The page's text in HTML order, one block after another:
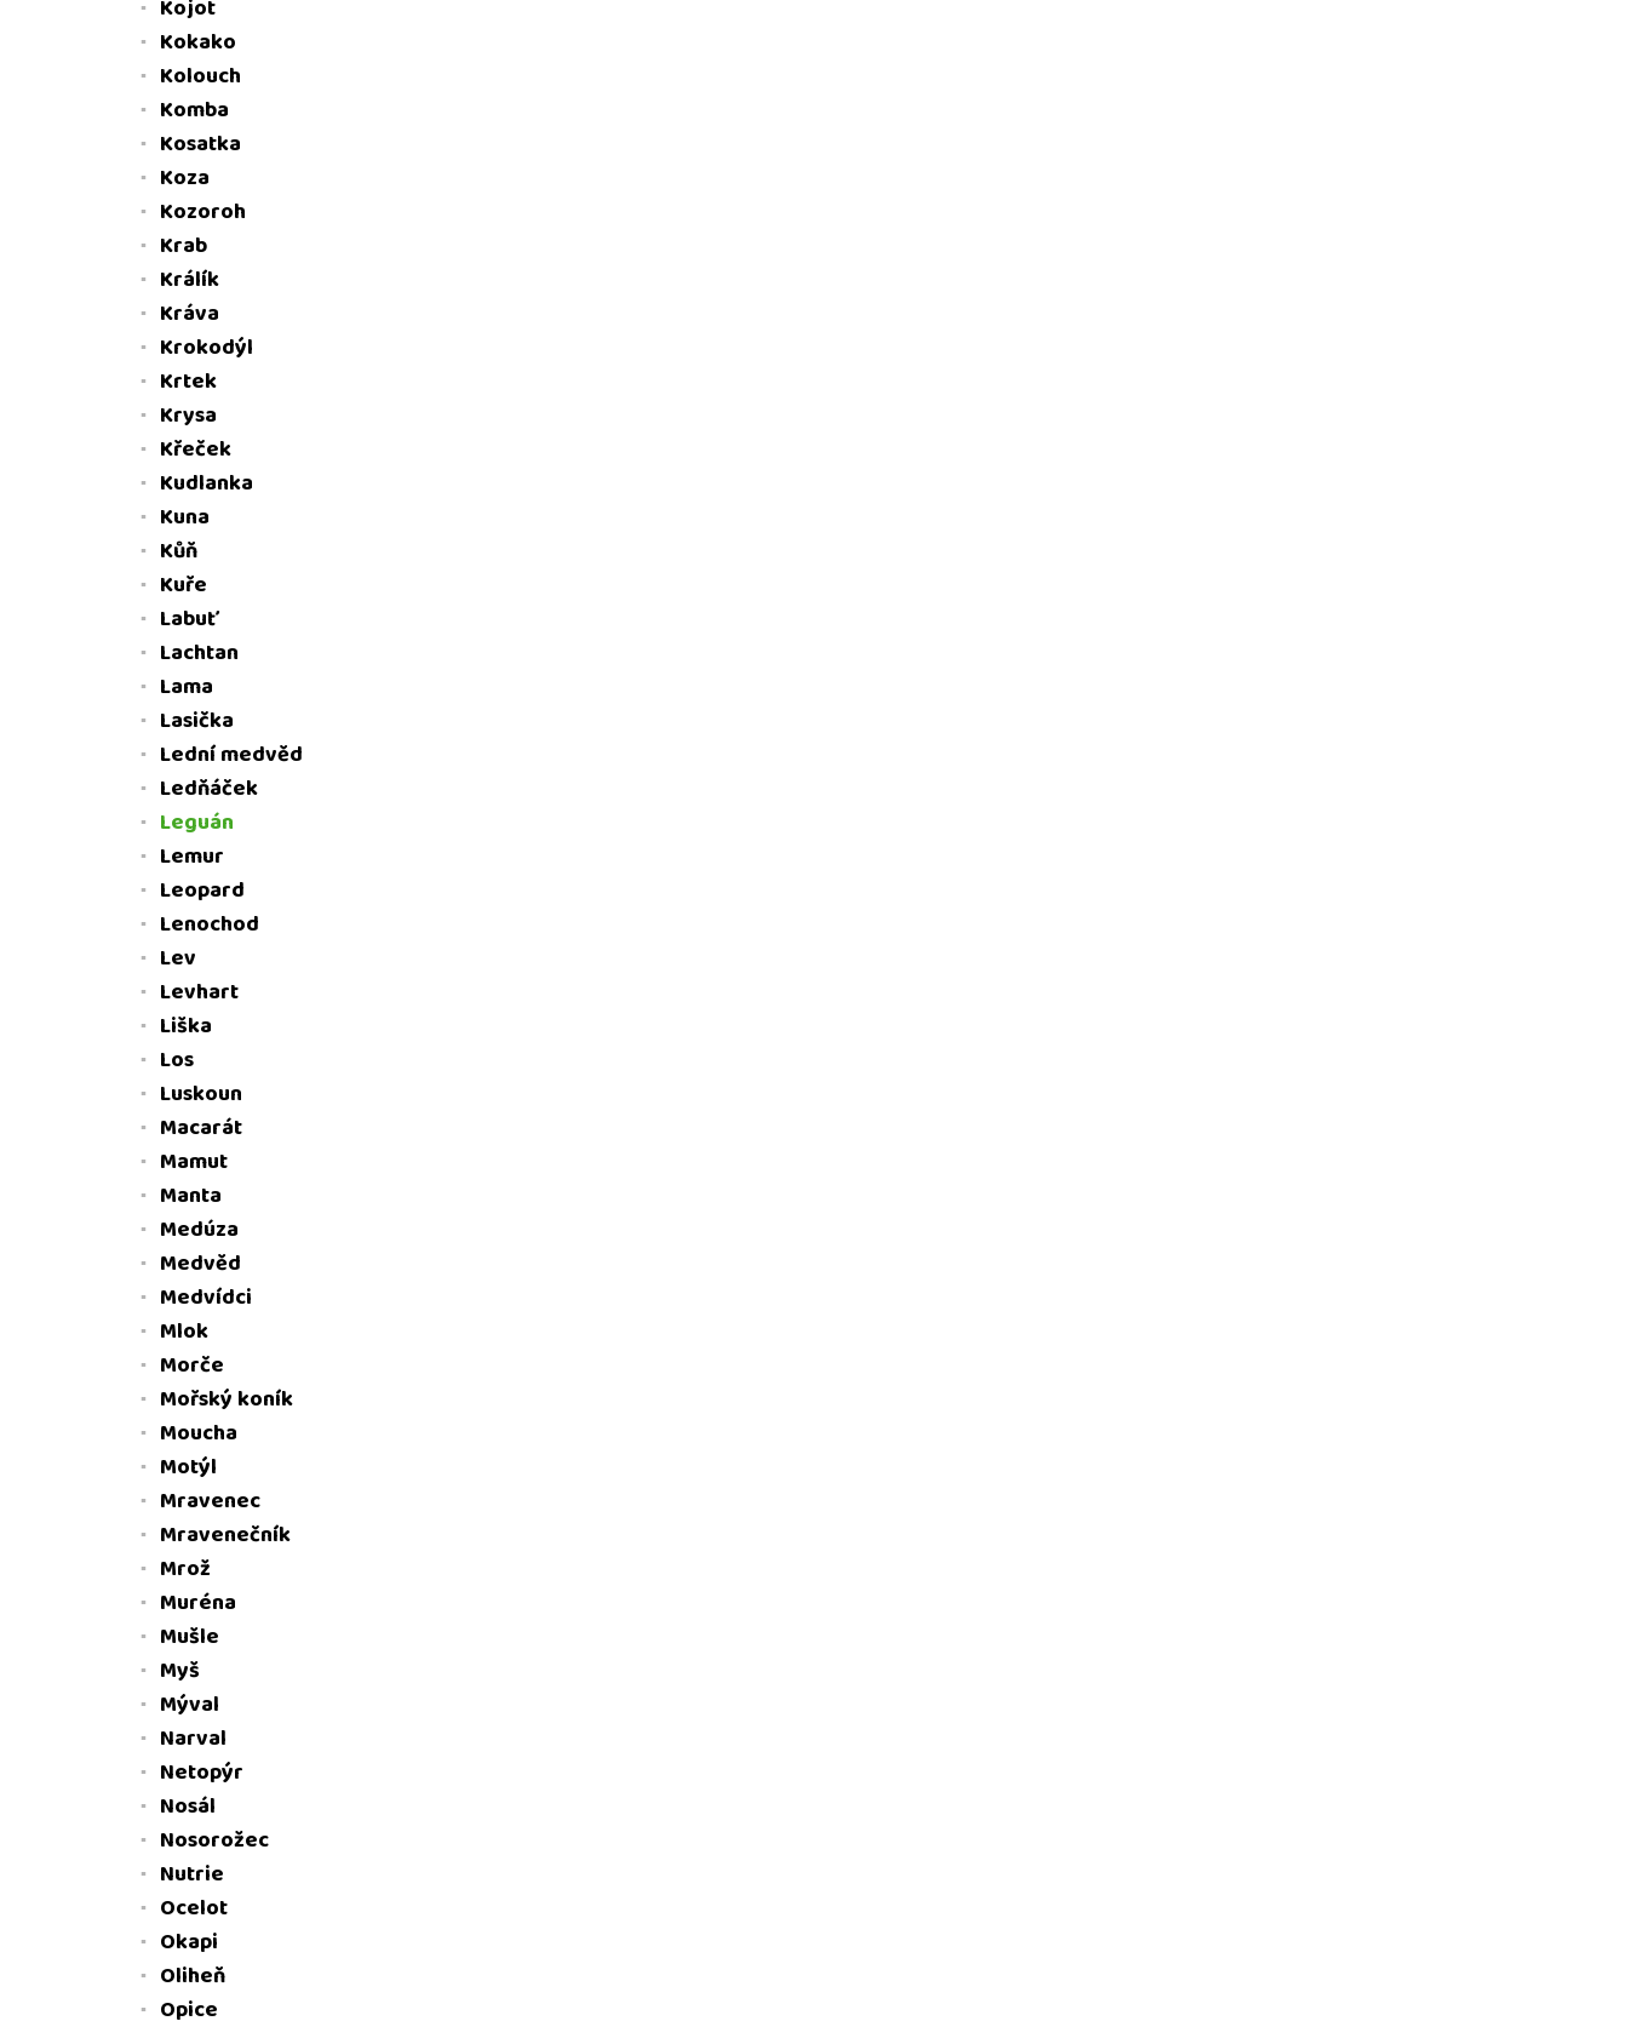
Kojot
Kokako
Kolouch
Komba
Kosatka
Koza
Kozoroh
Krab
Králík
Kráva
Krokodýl
Krtek
Krysa
Křeček
Kudlanka
Kuna
Kůň
Kuře
Labuť
Lachtan
Lama
Lasička
Lední medvěd
Ledňáček
Leguán
Lemur
Leopard
Lenochod
Lev
Levhart
Liška
Los
Luskoun
Macarát
Mamut
Manta
Medúza
Medvěd
Medvídci
Mlok
Morče
Mořský koník
Moucha
Motýl
Mravenec
Mravenečník
Mrož
Muréna
Mušle
Myš
Mýval
Narval
Netopýr
Nosál
Nosorožec
Nutrie
Ocelot
Okapi
Oliheň
Opice